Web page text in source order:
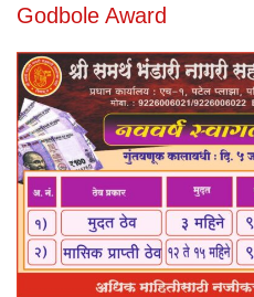
Godbole Award